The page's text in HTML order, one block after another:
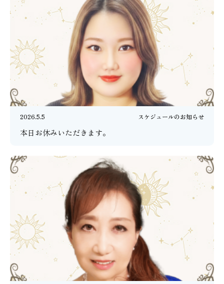
2026.5.5 スケジュールのお知らせ
本日お休みいただきます。